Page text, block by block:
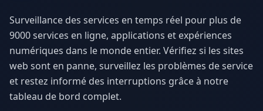
Surveillance des services en temps réel pour plus de
9000 services en ligne, applications et expériences
numériques dans le monde entier. Vérifiez si les sites
web sont en panne, surveillez les problèmes de service
et restez informé des interruptions grâce à notre
tableau de bord complet.